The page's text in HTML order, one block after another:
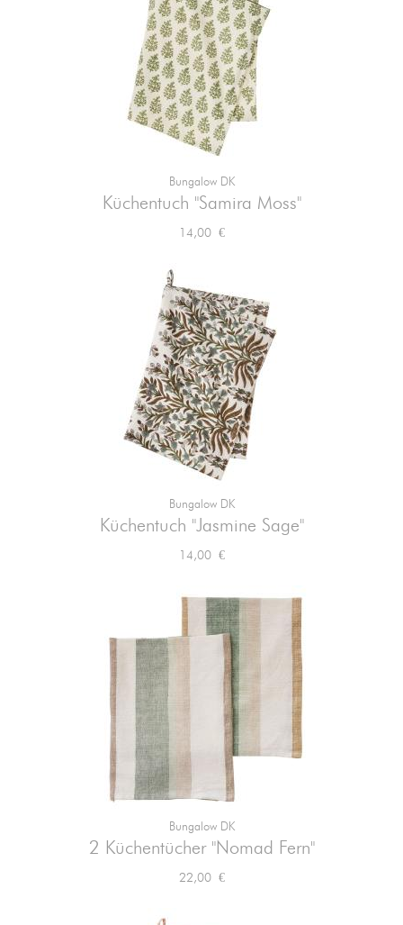
Bungalow DK
Küchentuch "Samira Moss"
Preis
14,00 €
Bungalow DK
Küchentuch "Jasmine Sage"
Preis
14,00 €
Bungalow DK
2 Küchentücher "Nomad Fern"
Preis
22,00 €